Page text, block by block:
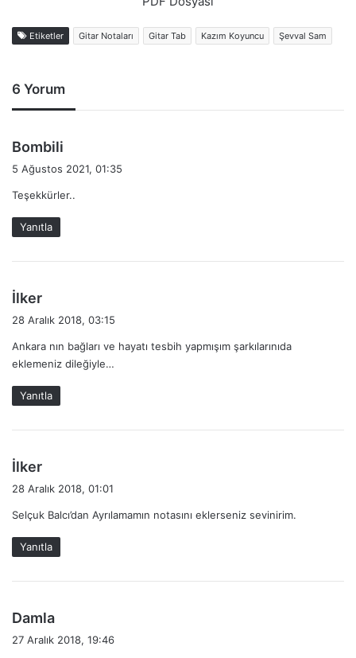
Etiketler Gitar Notaları Gitar Tab Kazım Koyuncu Şevval Sam
6 Yorum
Bombili
i
5 Ağustos 2021, 01:35
Teşekkürler..
Yanıtla
İlker
i
k
i
:
28 Aralık 2018, 03:15
Ankara nın bağları ve hayatı tesbih yapmışım şarkılarınıda
eklemeniz dileğiyle…
Yanıtla
İlker
i
k
i
28 Aralık 2018, 01:01
Selçuk Balcı’dan Ayrılamamın notasını eklerseniz sevinirim.
Yanıtla
Damla
27 Aralık 2018, 19:46